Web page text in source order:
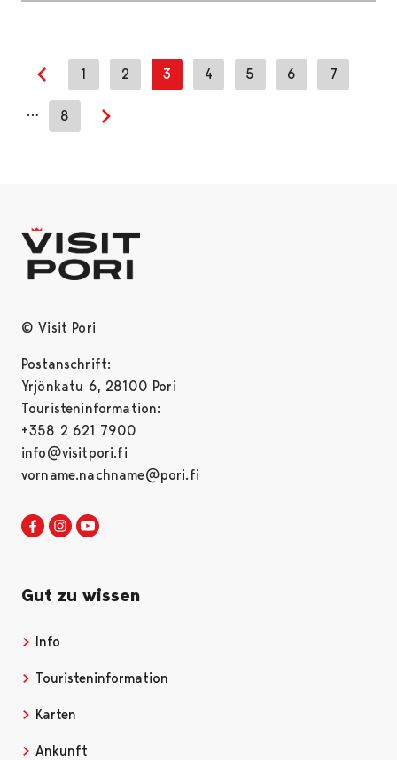
Previous page
1 2 3 4 5 6 7
… 8
© Visit Pori
Postanschrift:
Yrjönkatu 6, 28100 Pori
Touristeninformation:
+358 2 621 7900
info@visitpori.fi
vorname.nachname@pori.fi
Visit Pori in Facebook
Opens in a new tab
Visit Pori in Instagram
Opens in a new tab
Gut zu wissen
Info
Touristeninformation
Karten
Ankunft